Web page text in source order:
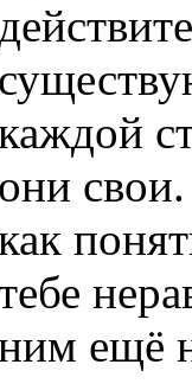
они
ещё